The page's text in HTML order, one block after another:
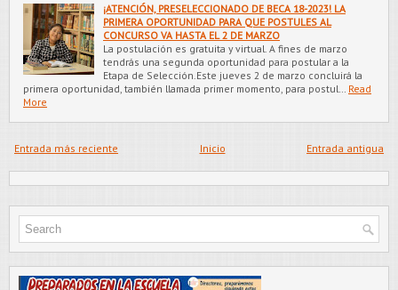
¡ATENCIÓN, PRESELECCIONADO DE BECA 18-2023! LA
PRIMERA OPORTUNIDAD PARA QUE POSTULES AL
CONCURSO VA HASTA EL 2 DE MARZO
La postulación es gratuita y virtual. A fines de marzo
tendrás una segunda oportunidad para postular a la
Etapa de Selección.Este jueves 2 de marzo concluirá la
primera oportunidad, también llamada primer momento, para postul…
Read
More
Entrada más reciente Entrada antigua
Inicio